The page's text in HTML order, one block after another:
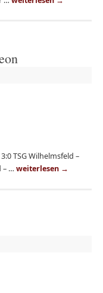
Wilhelmsfeld –
… weiterlesen →